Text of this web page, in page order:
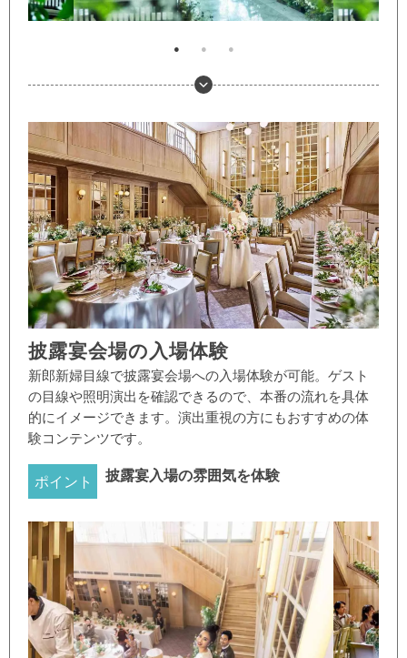
披露宴会場の入場体験
新郎新婦目線で披露宴会場への入場体験が可能。ゲスト
の目線や照明演出を確認できるので、本番の流れを具体
的にイメージできます。演出重視の方にもおすすめの体
験コンテンツです。
ポイント 披露宴入場の雰囲気を体験